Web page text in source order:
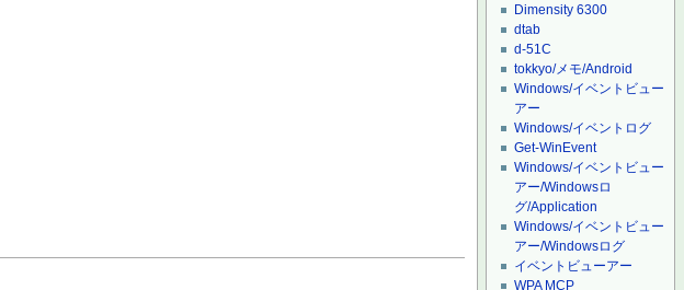
Dimensity 6300
dtab
d-51C
tokkyo/メモ/Android
Windows/イベントビュー
アー
Windows/イベントログ
Get-WinEvent
Windows/イベントビュー
アー/Windowsロ
グ/Application
Windows/イベントビュー
アー/Windowsログ
イベントビューアー
WPA MCP